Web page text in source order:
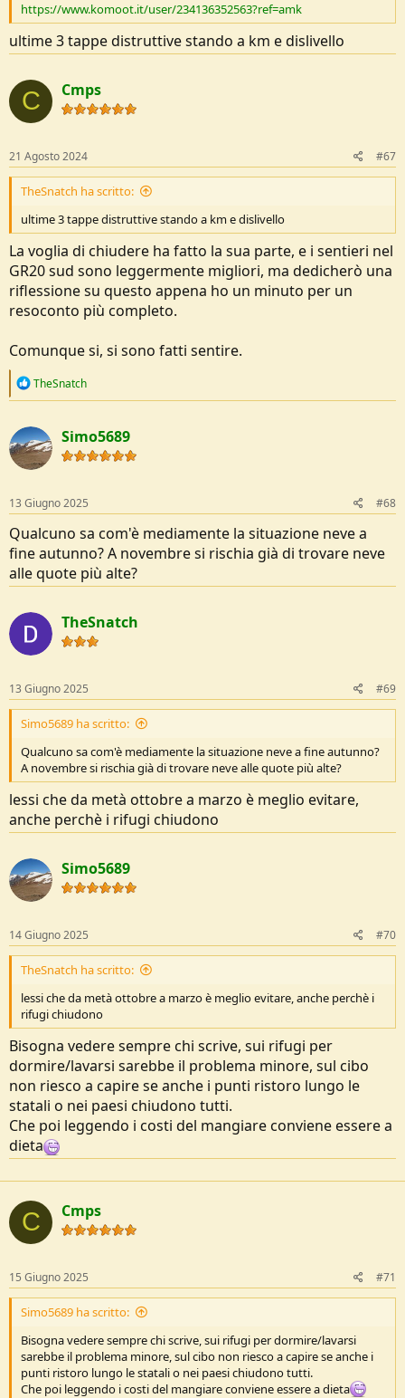
https://www.komoot.it/user/234136352563?ref=amk
ultime 3 tappe distruttive stando a km e dislivello
C Cmps
21 Agosto 2024 #67
TheSnatch ha scritto:
ultime 3 tappe distruttive stando a km e dislivello
La voglia di chiudere ha fatto la sua parte, e i sentieri nel
GR20 sud sono leggermente migliori, ma dedicherò una
riflessione su questo appena ho un minuto per un
resoconto più completo.
Comunque si, si sono fatti sentire.
R
c
t
i
o
s
:
TheSnatch
Simo5689
13 Giugno 2025 #68
Qualcuno sa com'è mediamente la situazione neve a
fine autunno? A novembre si rischia già di trovare neve
alle quote più alte?
TheSnatch
13 Giugno 2025 #69
Simo5689 ha scritto:
Qualcuno sa com'è mediamente la situazione neve a fine autunno?
A novembre si rischia già di trovare neve alle quote più alte?
lessi che da metà ottobre a marzo è meglio evitare,
anche perchè i rifugi chiudono
Simo5689
14 Giugno 2025 #70
TheSnatch ha scritto:
lessi che da metà ottobre a marzo è meglio evitare, anche perchè i
rifugi chiudono
Bisogna vedere sempre chi scrive, sui rifugi per
dormire/lavarsi sarebbe il problema minore, sul cibo
non riesco a capire se anche i punti ristoro lungo le
statali o nei paesi chiudono tutti.
Che poi leggendo i costi del mangiare conviene essere a
dieta
C Cmps
15 Giugno 2025 #71
Simo5689 ha scritto:
Bisogna vedere sempre chi scrive, sui rifugi per dormire/lavarsi
sarebbe il problema minore, sul cibo non riesco a capire se anche i
punti ristoro lungo le statali o nei paesi chiudono tutti.
Che poi leggendo i costi del mangiare conviene essere a dieta